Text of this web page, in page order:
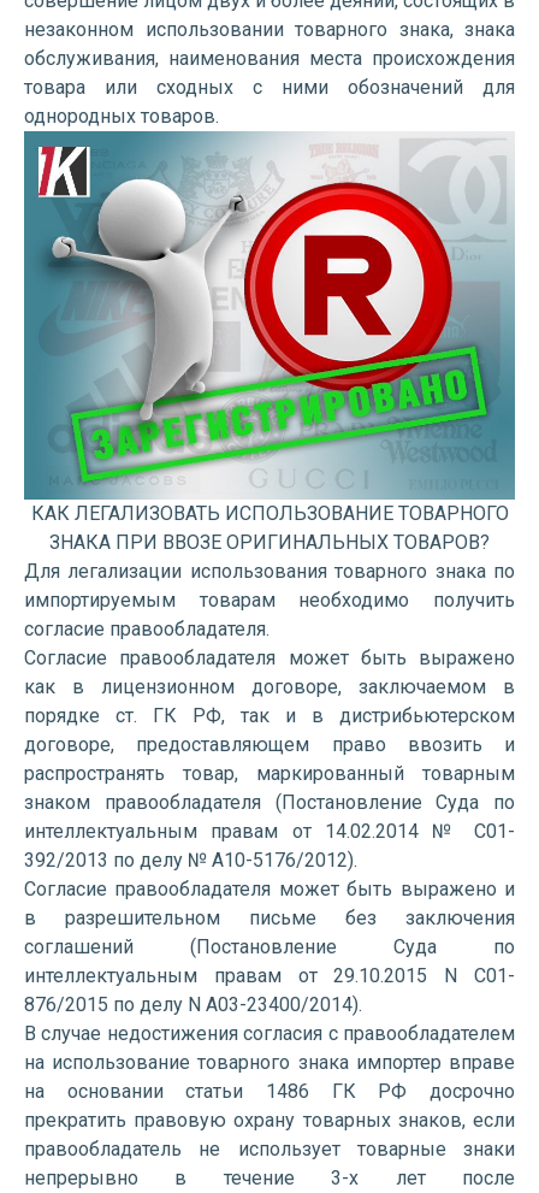
незаконном использовании товарного знака, знака
обслуживания, наименования места происхождения
товара или сходных с ними обозначений для
однородных товаров.
КАК ЛЕГАЛИЗОВАТЬ ИСПОЛЬЗОВАНИЕ ТОВАРНОГО
ЗНАКА ПРИ ВВОЗЕ ОРИГИНАЛЬНЫХ ТОВАРОВ?
Для легализации использования товарного знака по
импортируемым товарам необходимо получить
согласие правообладателя.
Согласие правообладателя может быть выражено
как в лицензионном договоре, заключаемом в
порядке ст. ГК РФ, так и в дистрибьютерском
договоре, предоставляющем право ввозить и
распространять товар, маркированный товарным
знаком правообладателя (Постановление Суда по
интеллектуальным правам от 14.02.2014 № С01-
392/2013 по делу № А10-5176/2012).
Согласие правообладателя может быть выражено и
в разрешительном письме без заключения
соглашений (Постановление Суда по
интеллектуальным правам от 29.10.2015 N С01-
876/2015 по делу N А03-23400/2014).
В случае недостижения согласия с правообладателем
на использование товарного знака импортер вправе
на основании статьи 1486 ГК РФ досрочно
прекратить правовую охрану товарных знаков, если
правообладатель не использует товарные знаки
непрерывно в течение 3-х лет после